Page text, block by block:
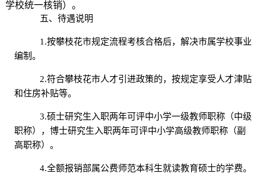
学校统一核销）。
五、待遇说明
1.按攀枝花市规定流程考核合格后，解决市属学校事业
编制。
2.符合攀枝花市人才引进政策的，按规定享受人才津贴
和住房补贴等。
3.硕士研究生入职两年可评中小学一级教师职称（中级
职称），博士研究生入职两年可评中小学高级教师职称（副
高职称）。
4.全额报销部属公费师范本科生就读教育硕士的学费。